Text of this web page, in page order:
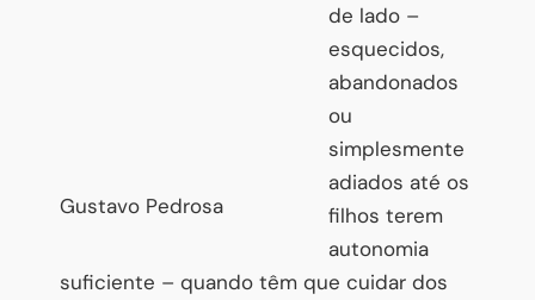
Gustavo Pedrosa
de lado –
esquecidos,
abandonados
ou
simplesmente
adiados até os
filhos terem
autonomia
suficiente – quando têm que cuidar dos